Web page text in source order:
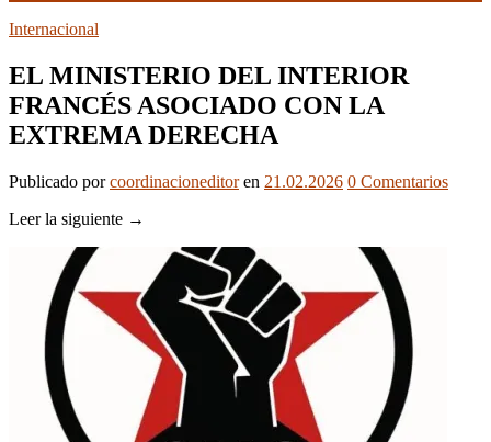
Internacional
EL MINISTERIO DEL INTERIOR
FRANCÉS ASOCIADO CON LA
EXTREMA DERECHA
Publicado porcoordinacioneditor en 21.02.2026 0 Comentarios
Leer la siguiente →